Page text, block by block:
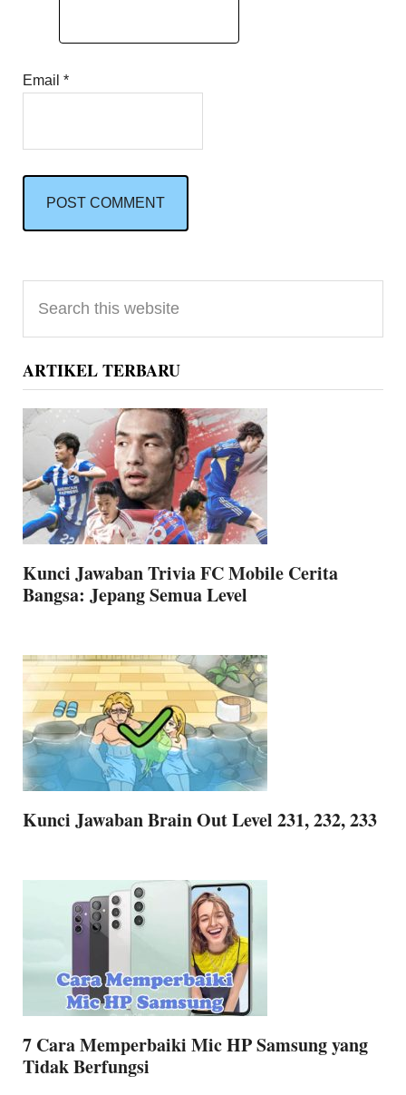
Email*
Primary
Sidebar
this
website
ARTIKEL TERBARU
Kunci Jawaban Trivia FC Mobile Cerita
Bangsa: Jepang Semua Level
Kunci Jawaban Brain Out Level 231, 232, 233
7 Cara Memperbaiki Mic HP Samsung yang
Tidak Berfungsi